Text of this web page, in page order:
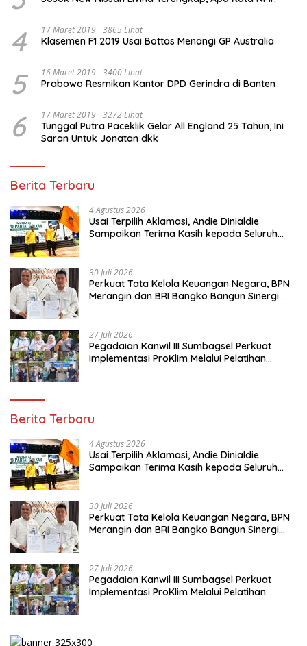
4 17 Maret 2019 3865 Lihat
Klasemen F1 2019 Usai Bottas Menangi GP Australia
5 16 Maret 2019 3400 Lihat
Prabowo Resmikan Kantor DPD Gerindra di Banten
6 17 Maret 2019 3272 Lihat
Tunggal Putra Paceklik Gelar All England 25 Tahun, Ini
Saran Untuk Jonatan dkk
Berita Terbaru
4 Agustus 2026
Usai Terpilih Aklamasi, Andie Dinialdie
Sampaikan Terima Kasih kepada Seluruh
30 Juli 2026
Perkuat Tata Kelola Keuangan Negara, BPN
Merangin dan BRI Bangko Bangun Sinergi
27 Juli 2026
Pegadaian Kanwil III Sumbagsel Perkuat
Implementasi ProKlim Melalui Pelatihan
Berita Terbaru
4 Agustus 2026
Usai Terpilih Aklamasi, Andie Dinialdie
Sampaikan Terima Kasih kepada Seluruh
30 Juli 2026
Perkuat Tata Kelola Keuangan Negara, BPN
Merangin dan BRI Bangko Bangun Sinergi
27 Juli 2026
Pegadaian Kanwil III Sumbagsel Perkuat
Implementasi ProKlim Melalui Pelatihan